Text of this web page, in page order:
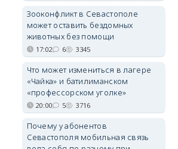
Зооконфликт в Севастополе
может оставить бездомных
животных без помощи
17:02 6 3345
Что может измениться в лагере
«Чайка» и батилиманском
«профессорском уголке»
20:00 5 3716
Почему у абонентов
Севастополя мобильная связь